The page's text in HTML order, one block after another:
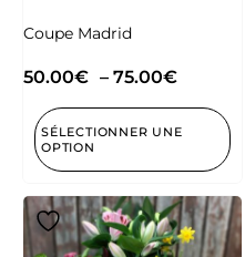
Coupe Madrid
50.00€ – 75.00€
SÉLECTIONNER UNE
OPTION